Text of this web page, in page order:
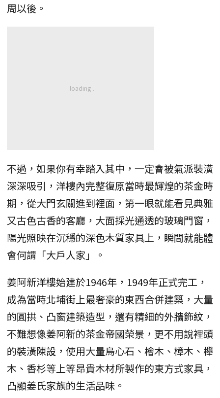
周以後。
不過，如果你有幸踏入其中，一定會被氣派裝潢
深深吸引，洋樓內完整復原當時最輝煌的茶金時
期，從大門玄關進到裡面，第一眼就能看見典雅
又古色古香的客廳，大面採光通透的玻璃門窗，
陽光照映在沉穩的深色木質家具上，瞬間就能體
會何謂「大戶人家」。
姜阿新洋樓始建於1946年，1949年正式完工，
成為當時北埔街上最奢豪的東西合併建築，大量
的圓拱、凸窗建築造型，還有精細的外牆飾紋，
不難想像姜阿新的茶金帝國榮景，更不用說裡頭
的裝潢陳設，使用大量烏心石、檜木、樟木、櫸
木、香杉等上等昂貴木材所製作的東方式家具，
凸顯姜氏家族的生活品味。